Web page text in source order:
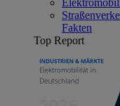
Fakten
Top Report